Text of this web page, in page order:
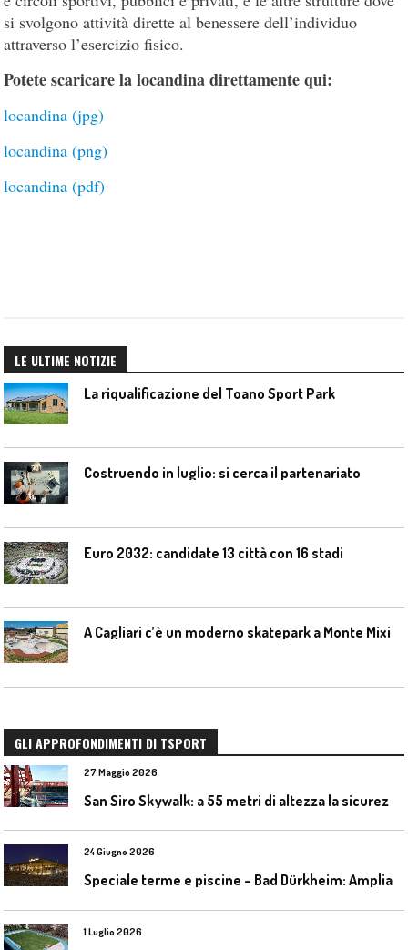
si svolgono attività dirette al benessere dell’individuo
attraverso l’esercizio fisico.
Potete scaricare la locandina direttamente qui:
locandina (jpg)
locandina (png)
locandina (pdf)
LE ULTIME NOTIZIE
La riqualificazione del Toano Sport Park
Costruendo in luglio: si cerca il partenariato
Euro 2032: candidate 13 città con 16 stadi
A Cagliari c’è un moderno skatepark a Monte Mixi
GLI APPROFONDIMENTI DI TSPORT
27 Maggio 2026
24 Giugno 2026
1 Luglio 2026